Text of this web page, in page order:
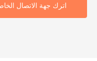
اترك جهة الاتصال الخاصة بك